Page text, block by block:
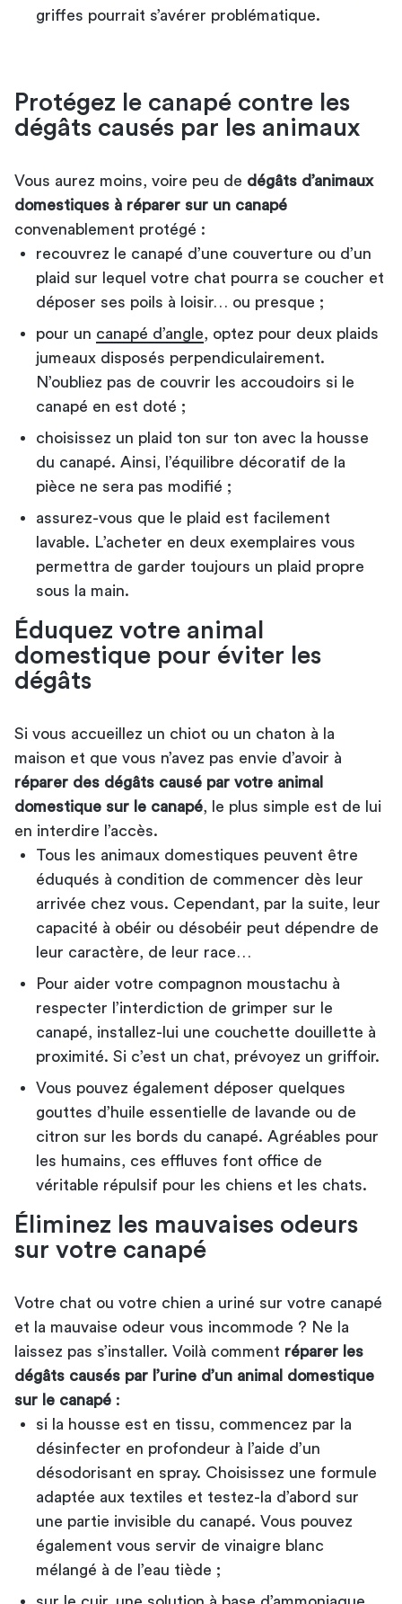
griffes pourrait s’avérer problématique.
Protégez le canapé contre les
dégâts causés par les animaux
Vous aurez moins, voire peu de dégâts d’animaux
domestiques à réparer sur un canapé
convenablement protégé :
recouvrez le canapé d’une couverture ou d’un
plaid sur lequel votre chat pourra se coucher et
déposer ses poils à loisir… ou presque ;
pour un canapé d’angle , optez pour deux plaids
jumeaux disposés perpendiculairement.
N’oubliez pas de couvrir les accoudoirs si le
canapé en est doté ;
choisissez un plaid ton sur ton avec la housse
du canapé. Ainsi, l’équilibre décoratif de la
pièce ne sera pas modifié ;
assurez-vous que le plaid est facilement
lavable. L’acheter en deux exemplaires vous
permettra de garder toujours un plaid propre
sous la main.
Éduquez votre animal
domestique pour éviter les
dégâts
Si vous accueillez un chiot ou un chaton à la
maison et que vous n’avez pas envie d’avoir à
réparer des dégâts causé par votre animal
domestique sur le canapé , le plus simple est de lui
en interdire l’accès.
Tous les animaux domestiques peuvent être
éduqués à condition de commencer dès leur
arrivée chez vous. Cependant, par la suite, leur
capacité à obéir ou désobéir peut dépendre de
leur caractère, de leur race…
Pour aider votre compagnon moustachu à
respecter l’interdiction de grimper sur le
canapé, installez-lui une couchette douillette à
proximité. Si c’est un chat, prévoyez un griffoir.
Vous pouvez également déposer quelques
gouttes d’huile essentielle de lavande ou de
citron sur les bords du canapé. Agréables pour
les humains, ces effluves font office de
véritable répulsif pour les chiens et les chats.
Éliminez les mauvaises odeurs
sur votre canapé
Votre chat ou votre chien a uriné sur votre canapé
et la mauvaise odeur vous incommode ? Ne la
laissez pas s’installer. Voilà comment réparer les
dégâts causés par l’urine d’un animal domestique
sur le canapé :
si la housse est en tissu, commencez par la
désinfecter en profondeur à l’aide d’un
désodorisant en spray. Choisissez une formule
adaptée aux textiles et testez-la d’abord sur
une partie invisible du canapé. Vous pouvez
également vous servir de vinaigre blanc
mélangé à de l’eau tiède ;